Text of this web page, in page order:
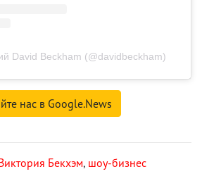
David Beckham (@davidbeckham)
нас в Google.News
Бекхэм, шоу-бизнес